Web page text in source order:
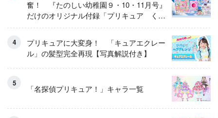
奮！ 『たのしい幼稚園９・10・11月号』
だけのオリジナル付録「プリキュア くる
くるせんたくき」
プリキュアに大変身！ 「キュアエクレー
ル」の髪型完全再現【写真解説付き】
「名探偵プリキュア！」キャラ一覧